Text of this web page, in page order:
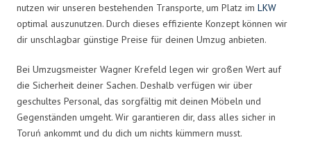
nutzen wir unseren bestehenden Transporte, um Platz im LKW
optimal auszunutzen. Durch dieses effiziente Konzept können wir
dir unschlagbar günstige Preise für deinen Umzug anbieten.
Bei Umzugsmeister Wagner Krefeld legen wir großen Wert auf
die Sicherheit deiner Sachen. Deshalb verfügen wir über
geschultes Personal, das sorgfältig mit deinen Möbeln und
Gegenständen umgeht. Wir garantieren dir, dass alles sicher in
Toruń ankommt und du dich um nichts kümmern musst.